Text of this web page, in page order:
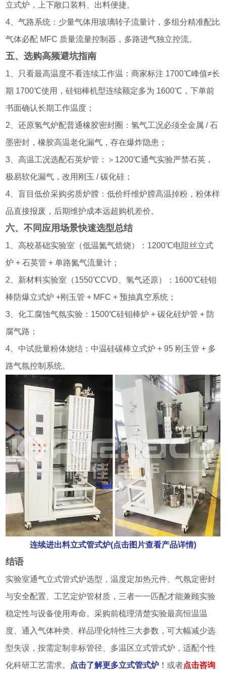
立式炉，上下敞口装料、出料便捷。
4、气路系统：少量气体用玻璃转子流量计，多组分精准配比
气体必配 MFC 质量流量控制器，多路进气独立控流。
五、选购高频避坑指南
1、只看最高温度不看连续工作温：商家标注 1700℃峰值≠长
期 1700℃使用，硅钼棒机型连续额定多为 1600℃，下单前
书面确认长期工作温度；
2、还原氢气炉配普通橡胶密封圈：氢气工况必须全金属 / 石
墨密封，橡胶高温老化漏气，存在爆炸隐患；
3、高温工况选配石英炉管：＞1200℃通气实验严禁石英，
极易软化漏气，改用刚玉 / 碳化硅；
4、盲目低价采购劣质炉膛：低价纤维炉膛高温掉粉，粉体样
品直接报废，后期维护成本远超购机差价。
六、不同应用场景快速选型总结
1、高校基础实验室（低温氮气焙烧）：1200℃电阻丝立式
炉 + 石英管 + 单路氮气流量计；
2、新材料实验室（1550℃CVD、氢气还原）：1600℃硅钼
棒防爆立式炉 +刚玉管 + MFC + 预抽真空系统；
3、化工腐蚀气氛实验：1500℃硅钼棒炉 + 碳化硅炉管 + 防
腐气路；
4、中试批量粉体烧结：中温硅碳棒立式炉 + 95 刚玉管 + 多
路气氛控制系统。
连续进出料立式管式炉(点击图片查看产品详情)
结语
实验室通气立式管式炉选型，温度定加热元件、气氛定密封
与安全配置、工艺定炉管材质，三者一一匹配才能兼顾实验
稳定性与设备使用寿命。采购前梳理清楚实验最高恒温温
度、通入气体种类、样品理化特性三大参数，可大幅减少选
型失误，按需定制非标管径、多温区立式管式炉，适配个性
化科研工艺需求。
点击了解更多立式管式炉 ！或者点击咨询